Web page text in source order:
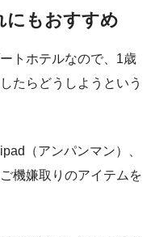
にもおすすめ
トホテルなので、1歳
たらどうしようという
（アンパンマン）、
機嫌取りのアイテムを